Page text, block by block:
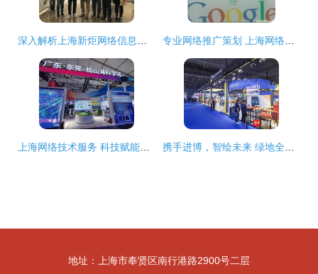
地址：上海市奉贤区南行港路2900号二层